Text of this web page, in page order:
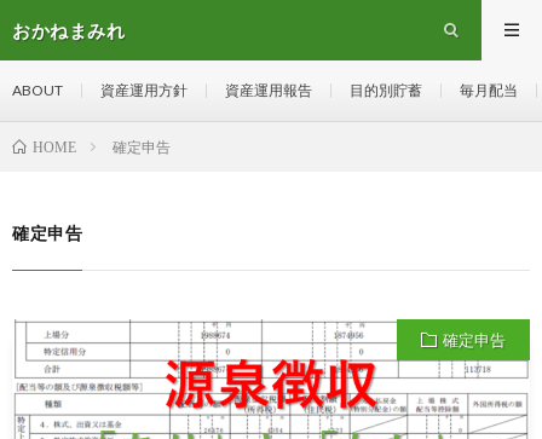
おかねまみれ
ABOUT 資産運用方針 資産運用報告 目的別貯蓄 毎月配当
HOME 確定申告
確定申告
確定申告